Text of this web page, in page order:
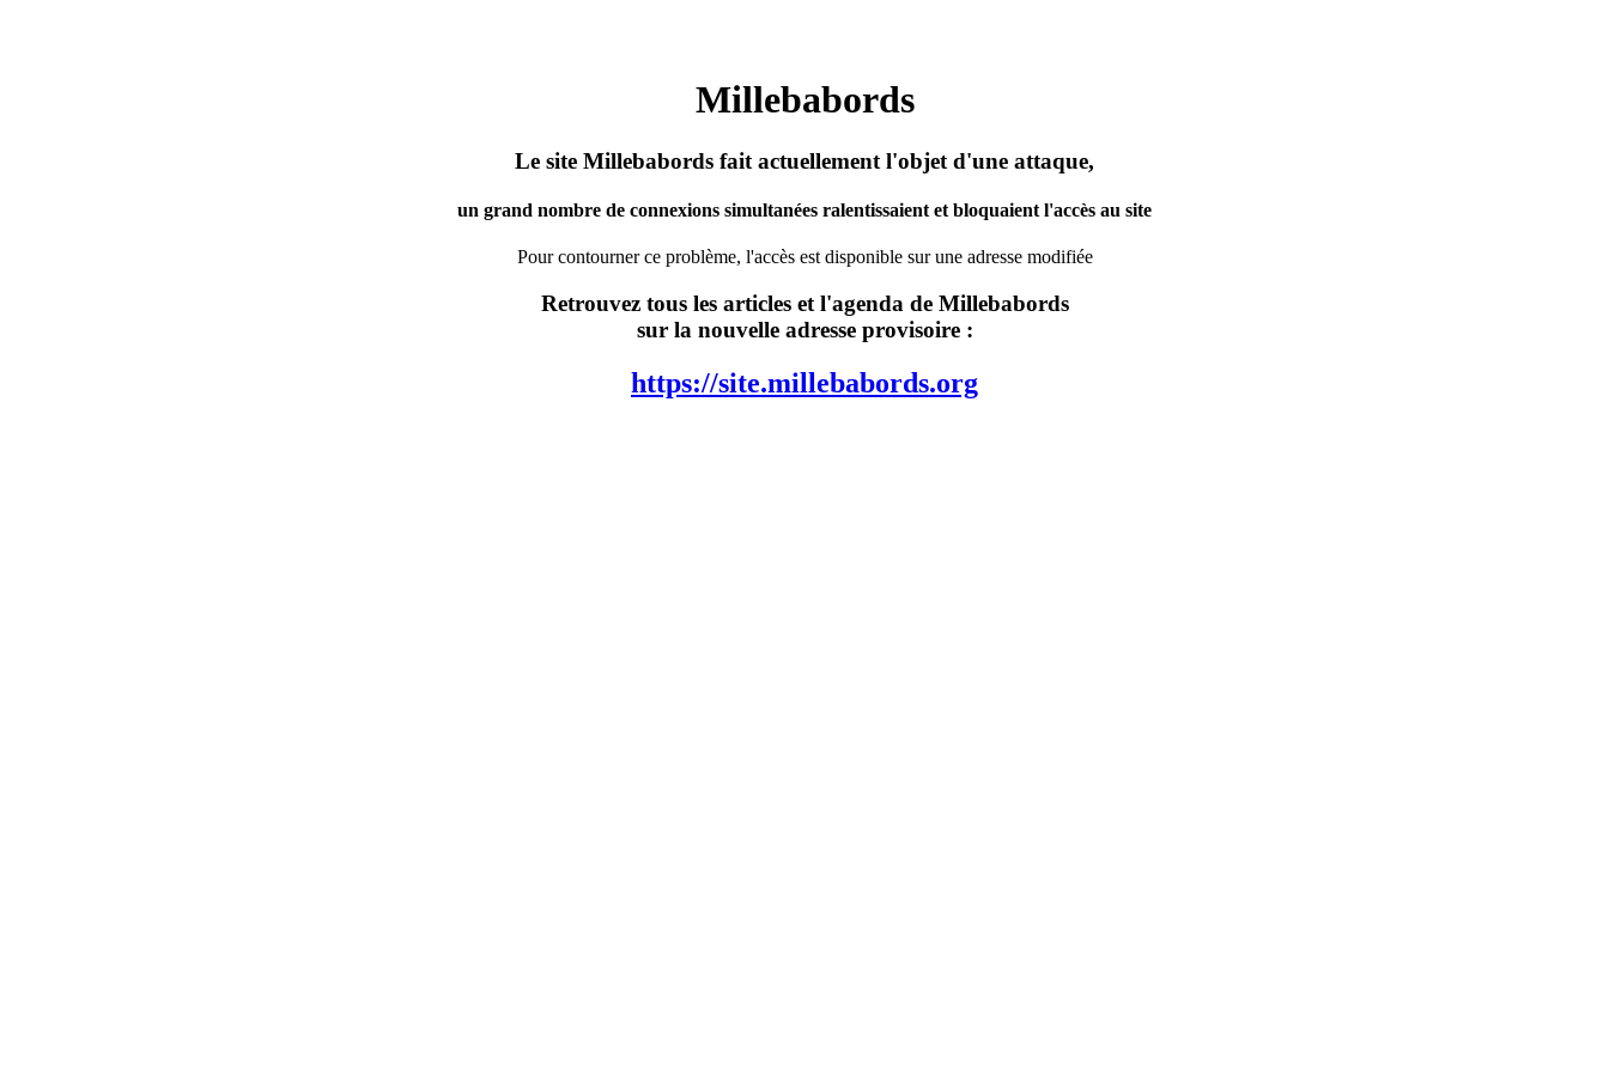
Millebabords
Le site Millebabords fait actuellement l'objet d'une attaque,
un grand nombre de connexions simultanées ralentissaient et bloquaient l'accès au site
Pour contourner ce problème, l'accès est disponible sur une adresse modifiée
Retrouvez tous les articles et l'agenda de Millebabords
sur la nouvelle adresse provisoire :
https://site.millebabords.org